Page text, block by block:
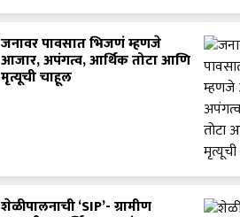
जनावर पावसात भिजणं म्हणजे
आजार, अपंगत्व, आर्थिक तोटा आणि
मृत्यूची चाहूल
शेळीपालनाची ‘SIP’- ग्रामीण